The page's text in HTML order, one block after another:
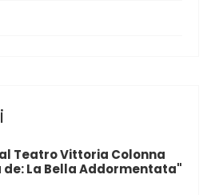
Teatro Vittoria Colonna
de: La Bella Addormentata"